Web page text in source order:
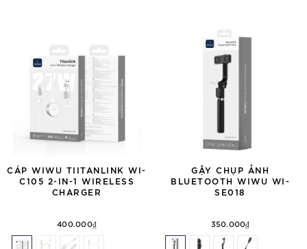
CÁP WIWU TIITANLINK WI-
C105 2-IN-1 WIRELESS
CHARGER
400.000₫
GẬY CHỤP ẢNH
BLUETOOTH WIWU WI-
SE018
350.000₫